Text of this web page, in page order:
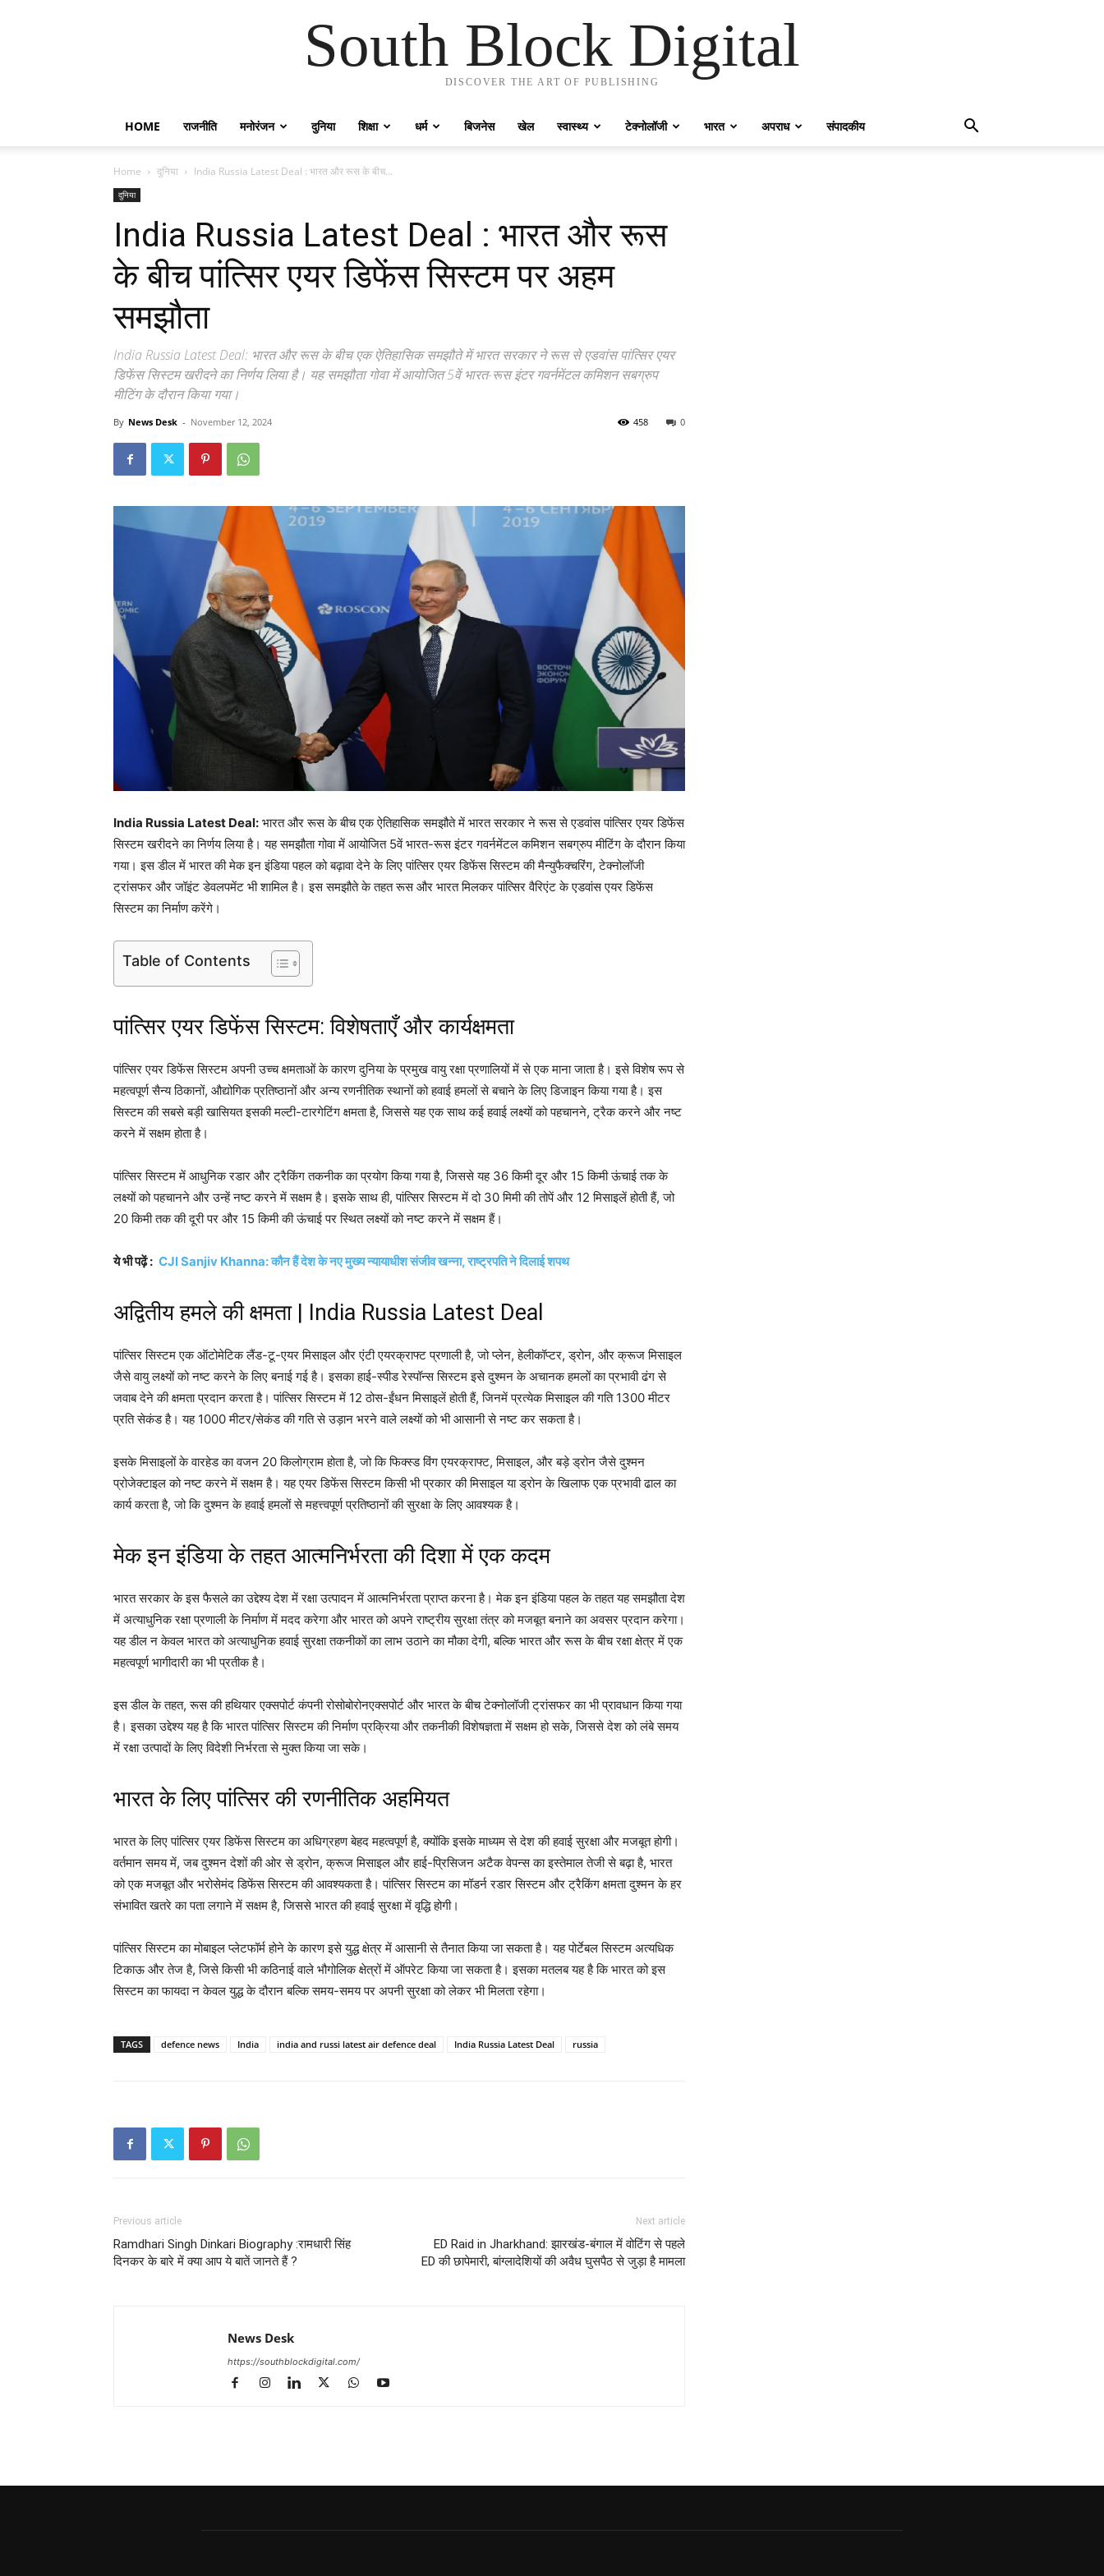
South Block Digital
DISCOVER THE ART OF PUBLISHING
HOME राजनीति मनोरंजन दुनिया शिक्षा धर्म बिजनेस खेल स्वास्थ्य टेक्नोलॉजी भारत अपराध संपादकीय
Home दुनिया India Russia Latest Deal : भारत और रूस के बीच...
दुनिया
India Russia Latest Deal : भारत और रूस
के बीच पांत्सिर एयर डिफेंस सिस्टम पर अहम
समझौता
India Russia Latest Deal: भारत और रूस के बीच एक ऐतिहासिक समझौते में भारत सरकार ने रूस से एडवांस पांत्सिर एयर
डिफेंस सिस्टम खरीदने का निर्णय लिया है। यह समझौता गोवा में आयोजित 5वें भारत-रूस इंटर गवर्नमेंटल कमिशन सबग्रुप
मीटिंग के दौरान किया गया।
By News Desk - November 12, 2024 0
458
India Russia Latest Deal: भारत और रूस के बीच एक ऐतिहासिक समझौते में भारत सरकार ने रूस से एडवांस पांत्सिर एयर डिफेंस
सिस्टम खरीदने का निर्णय लिया है। यह समझौता गोवा में आयोजित 5वें भारत-रूस इंटर गवर्नमेंटल कमिशन सबग्रुप मीटिंग के दौरान किया
गया। इस डील में भारत की मेक इन इंडिया पहल को बढ़ावा देने के लिए पांत्सिर एयर डिफेंस सिस्टम की मैन्युफैक्चरिंग, टेक्नोलॉजी
ट्रांसफर और जॉइंट डेवलपमेंट भी शामिल है। इस समझौते के तहत रूस और भारत मिलकर पांत्सिर वैरिएंट के एडवांस एयर डिफेंस
सिस्टम का निर्माण करेंगे।
Table of Contents
पांत्सिर एयर डिफेंस सिस्टम: विशेषताएँ और कार्यक्षमता
पांत्सिर एयर डिफेंस सिस्टम अपनी उच्च क्षमताओं के कारण दुनिया के प्रमुख वायु रक्षा प्रणालियों में से एक माना जाता है। इसे विशेष रूप से
महत्वपूर्ण सैन्य ठिकानों, औद्योगिक प्रतिष्ठानों और अन्य रणनीतिक स्थानों को हवाई हमलों से बचाने के लिए डिजाइन किया गया है। इस
सिस्टम की सबसे बड़ी खासियत इसकी मल्टी-टारगेटिंग क्षमता है, जिससे यह एक साथ कई हवाई लक्ष्यों को पहचानने, ट्रैक करने और नष्ट
करने में सक्षम होता है।
पांत्सिर सिस्टम में आधुनिक रडार और ट्रैकिंग तकनीक का प्रयोग किया गया है, जिससे यह 36 किमी दूर और 15 किमी ऊंचाई तक के
लक्ष्यों को पहचानने और उन्हें नष्ट करने में सक्षम है। इसके साथ ही, पांत्सिर सिस्टम में दो 30 मिमी की तोपें और 12 मिसाइलें होती हैं, जो
20 किमी तक की दूरी पर और 15 किमी की ऊंचाई पर स्थित लक्ष्यों को नष्ट करने में सक्षम हैं।
ये भी पढ़ें : CJI Sanjiv Khanna: कौन हैं देश के नए मुख्य न्यायाधीश संजीव खन्ना, राष्ट्रपति ने दिलाई शपथ
अद्वितीय हमले की क्षमता | India Russia Latest Deal
पांत्सिर सिस्टम एक ऑटोमेटिक लैंड-टू-एयर मिसाइल और एंटी एयरक्राफ्ट प्रणाली है, जो प्लेन, हेलीकॉप्टर, ड्रोन, और क्रूज मिसाइल
जैसे वायु लक्ष्यों को नष्ट करने के लिए बनाई गई है। इसका हाई-स्पीड रेस्पॉन्स सिस्टम इसे दुश्मन के अचानक हमलों का प्रभावी ढंग से
जवाब देने की क्षमता प्रदान करता है। पांत्सिर सिस्टम में 12 ठोस-ईंधन मिसाइलें होती हैं, जिनमें प्रत्येक मिसाइल की गति 1300 मीटर
प्रति सेकंड है। यह 1000 मीटर/सेकंड की गति से उड़ान भरने वाले लक्ष्यों को भी आसानी से नष्ट कर सकता है।
इसके मिसाइलों के वारहेड का वजन 20 किलोग्राम होता है, जो कि फिक्स्ड विंग एयरक्राफ्ट, मिसाइल, और बड़े ड्रोन जैसे दुश्मन
प्रोजेक्टाइल को नष्ट करने में सक्षम है। यह एयर डिफेंस सिस्टम किसी भी प्रकार की मिसाइल या ड्रोन के खिलाफ एक प्रभावी ढाल का
कार्य करता है, जो कि दुश्मन के हवाई हमलों से महत्त्वपूर्ण प्रतिष्ठानों की सुरक्षा के लिए आवश्यक है।
मेक इन इंडिया के तहत आत्मनिर्भरता की दिशा में एक कदम
भारत सरकार के इस फैसले का उद्देश्य देश में रक्षा उत्पादन में आत्मनिर्भरता प्राप्त करना है। मेक इन इंडिया पहल के तहत यह समझौता देश
में अत्याधुनिक रक्षा प्रणाली के निर्माण में मदद करेगा और भारत को अपने राष्ट्रीय सुरक्षा तंत्र को मजबूत बनाने का अवसर प्रदान करेगा।
यह डील न केवल भारत को अत्याधुनिक हवाई सुरक्षा तकनीकों का लाभ उठाने का मौका देगी, बल्कि भारत और रूस के बीच रक्षा क्षेत्र में एक
महत्वपूर्ण भागीदारी का भी प्रतीक है।
इस डील के तहत, रूस की हथियार एक्सपोर्ट कंपनी रोसोबोरोनएक्सपोर्ट और भारत के बीच टेक्नोलॉजी ट्रांसफर का भी प्रावधान किया गया
है। इसका उद्देश्य यह है कि भारत पांत्सिर सिस्टम की निर्माण प्रक्रिया और तकनीकी विशेषज्ञता में सक्षम हो सके, जिससे देश को लंबे समय
में रक्षा उत्पादों के लिए विदेशी निर्भरता से मुक्त किया जा सके।
भारत के लिए पांत्सिर की रणनीतिक अहमियत
भारत के लिए पांत्सिर एयर डिफेंस सिस्टम का अधिग्रहण बेहद महत्वपूर्ण है, क्योंकि इसके माध्यम से देश की हवाई सुरक्षा और मजबूत होगी।
वर्तमान समय में, जब दुश्मन देशों की ओर से ड्रोन, क्रूज मिसाइल और हाई-प्रिसिजन अटैक वेपन्स का इस्तेमाल तेजी से बढ़ा है, भारत
को एक मजबूत और भरोसेमंद डिफेंस सिस्टम की आवश्यकता है। पांत्सिर सिस्टम का मॉडर्न रडार सिस्टम और ट्रैकिंग क्षमता दुश्मन के हर
संभावित खतरे का पता लगाने में सक्षम है, जिससे भारत की हवाई सुरक्षा में वृद्धि होगी।
पांत्सिर सिस्टम का मोबाइल प्लेटफॉर्म होने के कारण इसे युद्ध क्षेत्र में आसानी से तैनात किया जा सकता है। यह पोर्टेबल सिस्टम अत्यधिक
टिकाऊ और तेज है, जिसे किसी भी कठिनाई वाले भौगोलिक क्षेत्रों में ऑपरेट किया जा सकता है। इसका मतलब यह है कि भारत को इस
सिस्टम का फायदा न केवल युद्ध के दौरान बल्कि समय-समय पर अपनी सुरक्षा को लेकर भी मिलता रहेगा।
TAGS defence news India india and russi latest air defence deal India Russia Latest Deal russia
Previous article
Ramdhari Singh Dinkari Biography :रामधारी सिंह
दिनकर के बारे में क्या आप ये बातें जानते हैं ?
Next article
ED Raid in Jharkhand: झारखंड-बंगाल में वोटिंग से पहले
ED की छापेमारी, बांग्लादेशियों की अवैध घुसपैठ से जुड़ा है मामला
News Desk
https://southblockdigital.com/